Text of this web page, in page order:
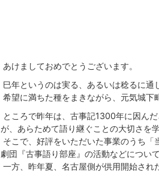
あけましておめでとうございます。
巳年というのは実る、あるいは稔るに通
希望に満ちた種をまきながら、元気城下
ところで昨年は、古事記1300年に因ん
が、あらためて語り継ぐことの大切さを
そこで、好評をいただいた事業のうち
劇団『古事語り部座』の活動などについ
一方、昨年夏、名古屋側が供用開始さ